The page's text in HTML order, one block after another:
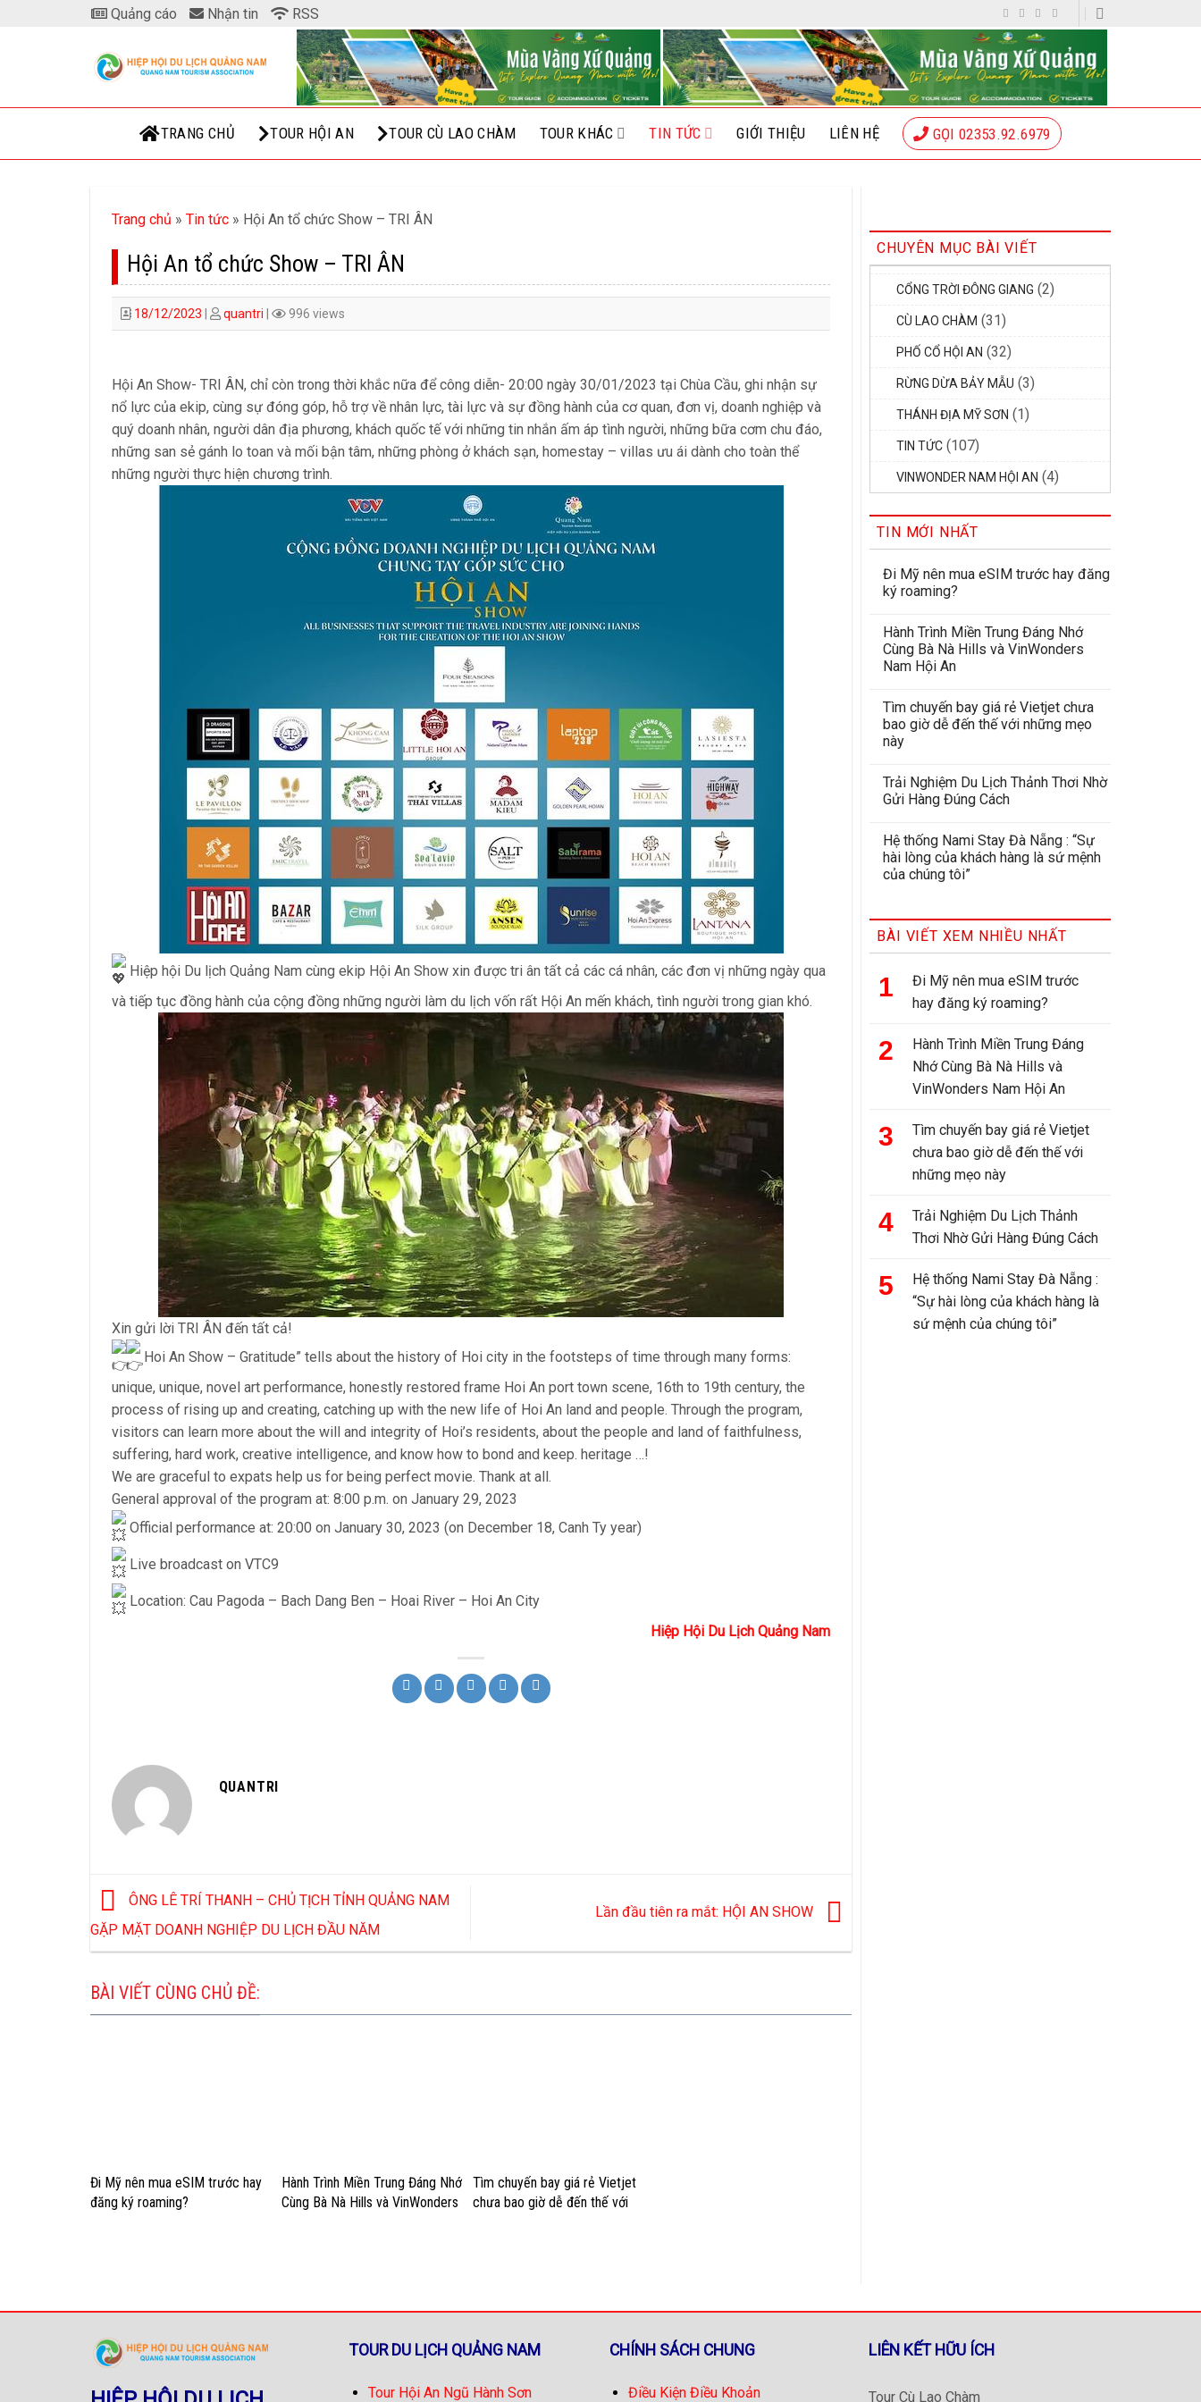
Quảng cáo Nhận tin RSS
TRANG CHỦ TOUR HỘI AN TOUR CÙ LAO CHÀM TOUR KHÁC TIN TỨC GIỚI THIỆU LIÊN HỆ GỌI 02353.92.6979
Trang chủ » Tin tức» Hội An tổ chức Show – TRI ÂN
Hội An tổ chức Show – TRI ÂN
18/12/2023 quantri 996 views
Hội An Show- TRI ÂN, chỉ còn trong thời khắc nữa để công diễn- 20:00 ngày 30/01/2023 tại Chùa Cầu, ghi nhận sự
nổ lực của ekip, cùng sự đóng góp, hỗ trợ về nhân lực, tài lực và sự đồng hành của cơ quan, đơn vị, doanh nghiệp và
quý doanh nhân, người dân địa phương, khách quốc tế với những tin nhắn ấm áp tình người, những bữa cơm chu đáo,
những san sẻ gánh lo toan và mối bận tâm, những phòng ở khách sạn, homestay – villas ưu ái dành cho toàn thể
những người thực hiện chương trình.
Hiệp hội Du lịch Quảng Nam cùng ekip Hội An Show xin được tri ân tất cả các cá nhân, các đơn vị những ngày qua
và tiếp tục đồng hành của cộng đồng những người làm du lịch vốn rất Hội An mến khách, tình người trong gian khó.
Xin gửi lời TRI ÂN đến tất cả!
Hoi An Show – Gratitude” tells about the history of Hoi city in the footsteps of time through many forms:
unique, unique, novel art performance, honestly restored frame Hoi An port town scene, 16th to 19th century, the
process of rising up and creating, catching up with the new life of Hoi An land and people. Through the program,
visitors can learn more about the will and integrity of Hoi’s residents, about the people and land of faithfulness,
suffering, hard work, creative intelligence, and know how to bond and keep. heritage …!
We are graceful to expats help us for being perfect movie. Thank at all.
General approval of the program at: 8:00 p.m. on January 29, 2023
Official performance at: 20:00 on January 30, 2023 (on December 18, Canh Ty year)
Live broadcast on VTC9
Location: Cau Pagoda – Bach Dang Ben – Hoai River – Hoi An City
Hiệp Hội Du Lịch Quảng Nam
QUANTRI
ÔNG LÊ TRÍ THANH – CHỦ TỊCH TỈNH QUẢNG NAM
GẶP MẶT DOANH NGHIỆP DU LỊCH ĐẦU NĂM
Lần đầu tiên ra mắt: HỘI AN SHOW
BÀI VIẾT CÙNG CHỦ ĐỀ:
Đi Mỹ nên mua eSIM trước hay
đăng ký roaming?
Hành Trình Miền Trung Đáng Nhớ
Cùng Bà Nà Hills và VinWonders
Tìm chuyến bay giá rẻ Vietjet
chưa bao giờ dễ đến thế với
CHUYÊN MỤC BÀI VIẾT
CỔNG TRỜI ĐÔNG GIANG (2)
CÙ LAO CHÀM (31)
PHỐ CỔ HỘI AN (32)
RỪNG DỪA BẢY MẪU (3)
THÁNH ĐỊA MỸ SƠN (1)
TIN TỨC (107)
VINWONDER NAM HỘI AN (4)
TIN MỚI NHẤT
Đi Mỹ nên mua eSIM trước hay đăng
ký roaming?
Hành Trình Miền Trung Đáng Nhớ
Cùng Bà Nà Hills và VinWonders
Nam Hội An
Tìm chuyến bay giá rẻ Vietjet chưa
bao giờ dễ đến thế với những mẹo
này
Trải Nghiệm Du Lịch Thảnh Thơi Nhờ
Gửi Hàng Đúng Cách
Hệ thống Nami Stay Đà Nẵng : “Sự
hài lòng của khách hàng là sứ mệnh
của chúng tôi”
BÀI VIẾT XEM NHIỀU NHẤT
Đi Mỹ nên mua eSIM trước
hay đăng ký roaming?
Hành Trình Miền Trung Đáng
Nhớ Cùng Bà Nà Hills và
VinWonders Nam Hội An
Tìm chuyến bay giá rẻ Vietjet
chưa bao giờ dễ đến thế với
những mẹo này
Trải Nghiệm Du Lịch Thảnh
Thơi Nhờ Gửi Hàng Đúng Cách
Hệ thống Nami Stay Đà Nẵng :
“Sự hài lòng của khách hàng là
sứ mệnh của chúng tôi”
TOUR DU LỊCH QUẢNG NAM
Tour Hội An Ngũ Hành Sơn
CHÍNH SÁCH CHUNG
Điều Kiện Điều Khoản
LIÊN KẾT HỮU ÍCH
Tour Cù Lao Chàm